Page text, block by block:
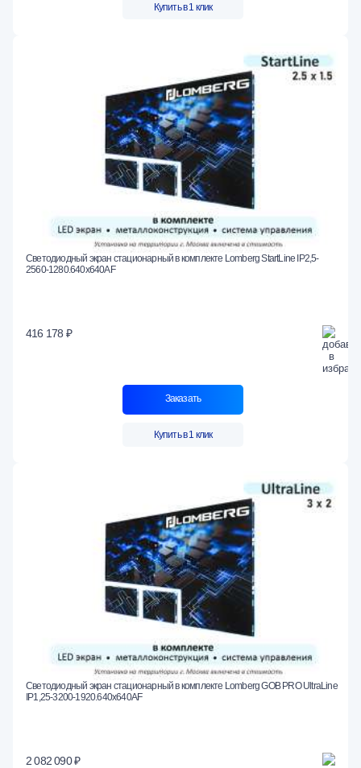
Купить в 1 клик
Светодиодный экран стационарный в комплекте Lomberg StartLine IP2,5-
2560-1280.640x640AF
416 178 ₽
Заказать
Купить в 1 клик
Светодиодный экран стационарный в комплекте Lomberg GOB PRO UltraLine
IP1,25-3200-1920.640x640AF
2 082 090 ₽